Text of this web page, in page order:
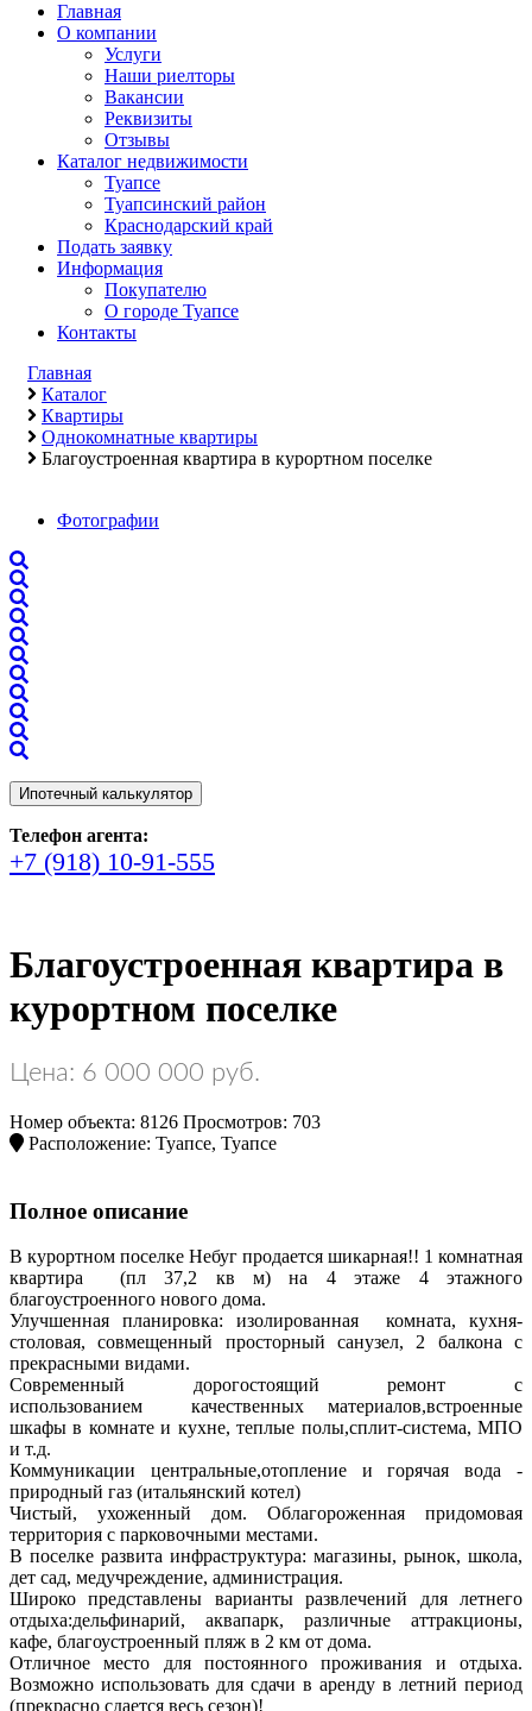
Главная
О компании
Услуги
Наши риелторы
Вакансии
Реквизиты
Отзывы
Каталог недвижимости
Туапсе
Туапсинский район
Краснодарский край
Подать заявку
Информация
Покупателю
О городе Туапсе
Контакты
Главная
Каталог
Квартиры
Однокомнатные квартиры
Благоустроенная квартира в курортном поселке
Фотографии
Ипотечный калькулятор
Телефон агента:
+7 (918) 10-91-555
Благоустроенная квартира в
курортном поселке
Цена: 6 000 000 руб.
Номер объекта: 8126 Просмотров: 703
Расположение: Туапсе, Туапсе
Полное описание
В курортном поселке Небуг продается шикарная!! 1 комнатная
квартира (пл 37,2 кв м) на 4 этаже 4 этажного
благоустроенного нового дома.
Улучшенная планировка: изолированная комната, кухня-
столовая, совмещенный просторный санузел, 2 балкона с
прекрасными видами.
Современный дорогостоящий ремонт с
использованием качественных материалов,встроенные
шкафы в комнате и кухне, теплые полы,сплит-система, МПО
и т.д.
Коммуникации центральные,отопление и горячая вода -
природный газ (итальянский котел)
Чистый, ухоженный дом. Облагороженная придомовая
территория с парковочными местами.
В поселке развита инфраструктура: магазины, рынок, школа,
дет сад, медучреждение, администрация.
Широко представлены варианты развлечений для летнего
отдыха:дельфинарий, аквапарк, различные аттракционы,
кафе, благоустроенный пляж в 2 км от дома.
Отличное место для постоянного проживания и отдыха.
Возможно использовать для сдачи в аренду в летний период
(прекрасно сдается весь сезон)!